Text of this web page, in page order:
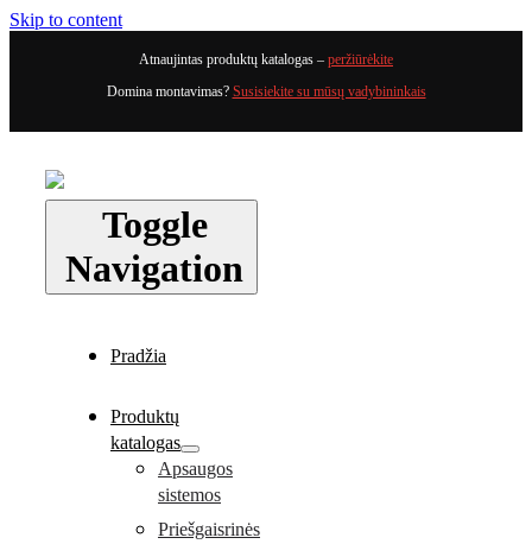
Skip to content
Atnaujintas produktų katalogas – peržiūrėkite
Domina montavimas? Susisiekite su mūsų vadybininkais
Toggle
Navigation
Pradžia
Produktų
katalogas
Apsaugos
sistemos
Priešgaisrinės